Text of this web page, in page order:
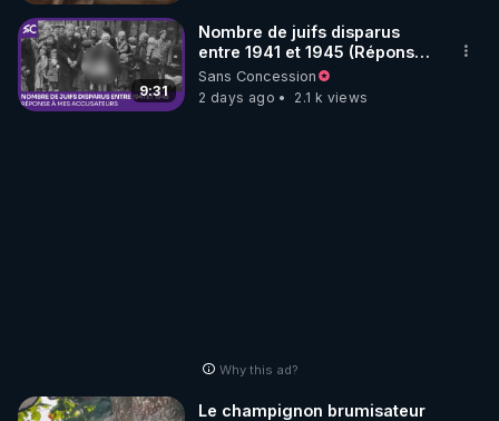
9:31
Nombre de juifs disparus
entre 1941 et 1945 (Réponse
à mes accusateurs)
Sans Concession
2 days ago
2.1 k views
Why this ad?
Le champignon brumisateur